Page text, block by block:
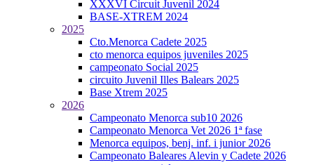
XXXVI Circuit Juvenil 2024
BASE-XTREM 2024
2025
Cto.Menorca Cadete 2025
cto menorca equipos juveniles 2025
campeonato Social 2025
circuito Juvenil Illes Balears 2025
Base Xtrem 2025
2026
Campeonato Menorca sub10 2026
Campeonato Menorca Vet 2026 1ª fase
Menorca equipos, benj. inf. i junior 2026
Campeonato Baleares Alevin y Cadete 2026